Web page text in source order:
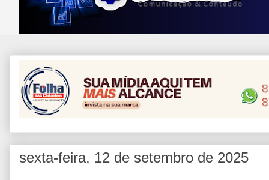
sexta-feira, 12 de setembro de 2025